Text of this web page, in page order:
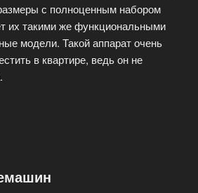
с полноценным набором
их такими же функциональными
модели. Такой аппарат очень
в квартире, ведь он не